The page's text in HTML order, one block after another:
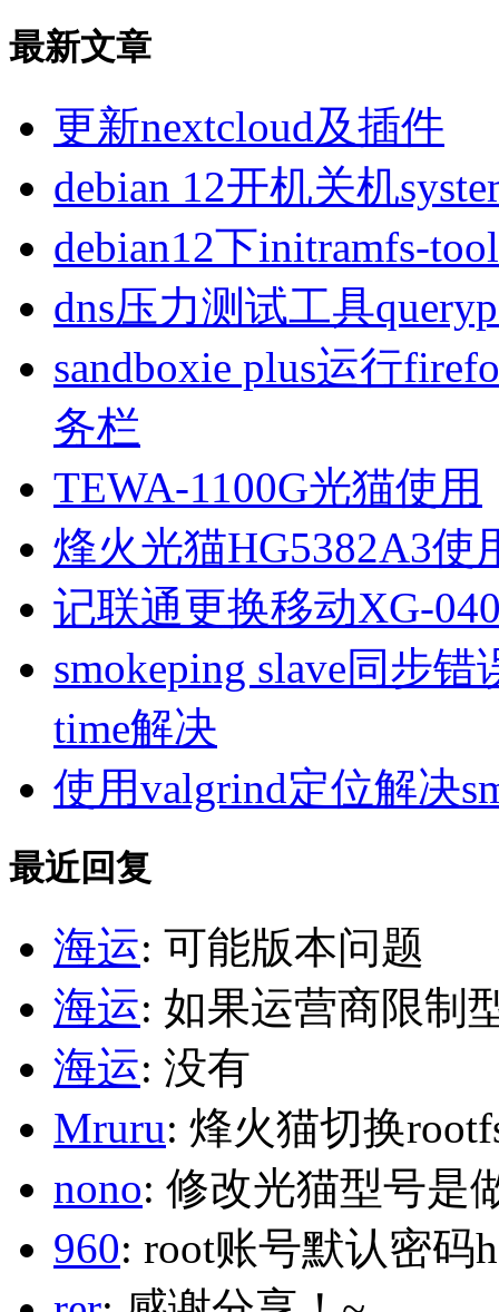
最新文章
更新nextcloud及插件
debian 12开机关机
debian12下initramfs-
dns压力测试工具
sandboxie plus运行
务栏
TEWA-1100G光猫使用
烽火光猫HG5382A3使
记联通更换移动XG-
smokeping slave同步错
time解决
使用valgrind定位解决
最近回复
海运: 可能版本问题
海运: 如果运营商限制
海运: 没有
Mruru: 烽火猫切换
nono: 修改光猫型号是
960: root账号默认密码